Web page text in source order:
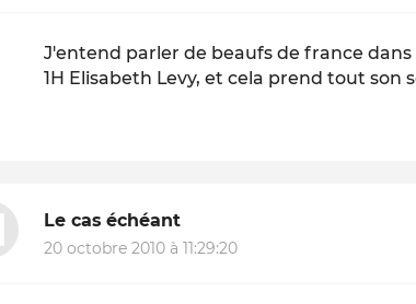
J'entend parler de beaufs de france
1H Elisabeth Levy, et cela prend tout son
Le cas échéant
20 octobre 2010 à 11:29:20